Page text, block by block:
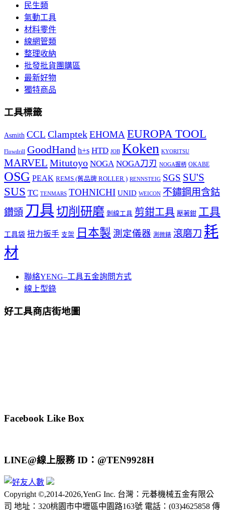
民生類
氣動工具
材料零件
線網管類
整理收納
批發批貨團購區
最新好物
獨特商品
工具標籤
Asmith CCL ClamptekEHOMAEUROPA TOOL
Flowdrill GoodHand h+s HTD JOB Koken KYORITSU
MARVEL Mitutoyo NOGA NOGA刀刃 NOGA握柄 OKABE
OSG PEAK REMS (舊品牌 ROLLER ) RENNSTEIG SGS SU'S
SUS TC TENMARS TOHNICHI UNID WEICON 不鏽鋼用含鈷
鑽頭 刀具切削研磨 剝線工具 剪鉗工具 壓著鉗 工具
工具袋 扭力扳手 支架 日本製 測定儀器 測微錶 滾磨刀 耗
材
聯絡YENG–工具五金詢問方式
線上型錄
好工具商店街地圖
Facebook Like Box
LINE@線上服務 ID：@TEN9928H
Copyright ©,2014-2026,YenG Inc. 台灣：元碁機械五金有限公
司 地址：320桃園市中壢區中園路163號 電話：(03)4625858 傳